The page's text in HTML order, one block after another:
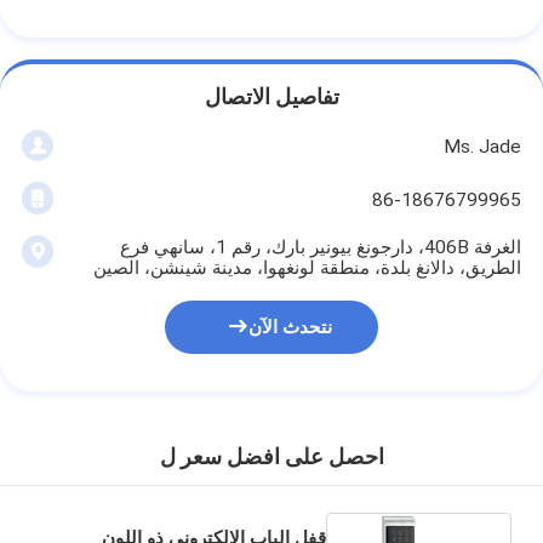
smooth and reliable, and we will absolutely keep
partnering with them for more orders in the
تفاصيل الاتصال
Ms. Jade
86-18676799965
الغرفة 406B، دارجونغ بيونير بارك، رقم 1، سانهي فرع
الطريق، دالانغ بلدة، منطقة لونغهوا، مدينة شينشن، الصين
نتحدث الآن
احصل على افضل سعر ل
قفل الباب الإلكتروني ذو اللون